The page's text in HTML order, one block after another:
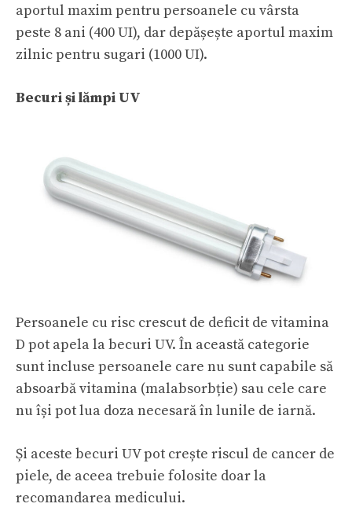
aportul maxim pentru persoanele cu vârsta
peste 8 ani (400 UI), dar depășește aportul maxim
zilnic pentru sugari (1000 UI).
Becuri și lămpi UV
Persoanele cu risc crescut de deficit de vitamina
D pot apela la becuri UV. În această categorie
sunt incluse persoanele care nu sunt capabile să
absoarbă vitamina (malabsorbție) sau cele care
nu își pot lua doza necesară în lunile de iarnă.
Și aceste becuri UV pot crește riscul de cancer de
piele, de aceea trebuie folosite doar la
recomandarea medicului.